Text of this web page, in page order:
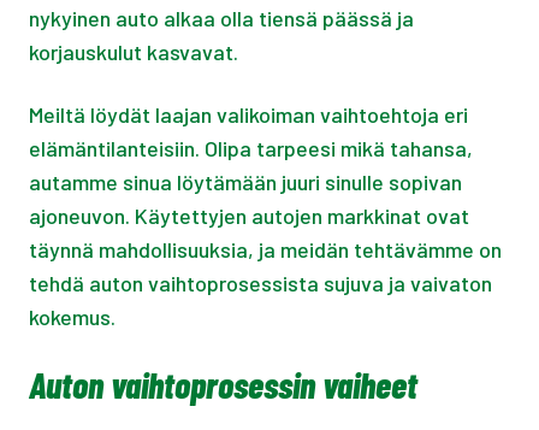
nykyinen auto alkaa olla tiensä päässä ja
korjauskulut kasvavat.
Meiltä löydät laajan valikoiman vaihtoehtoja eri
elämäntilanteisiin. Olipa tarpeesi mikä tahansa,
autamme sinua löytämään juuri sinulle sopivan
ajoneuvon. Käytettyjen autojen markkinat ovat
täynnä mahdollisuuksia, ja meidän tehtävämme on
tehdä auton vaihtoprosessista sujuva ja vaivaton
kokemus.
Auton vaihtoprosessin vaiheet